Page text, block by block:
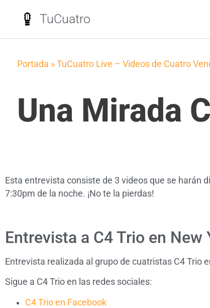
TuCuatro
Portada » TuCuatro Live – Videos de Cuatro
Una Mirada
Esta entrevista consiste de 3 videos que se harán
7:30pm de la noche. ¡No te la pierdas!
Entrevista a C4 Trio en New
Entrevista realizada al grupo de cuatristas C4 Trio
Sigue a C4 Trio en las redes sociales:
C4 Trio en Facebook